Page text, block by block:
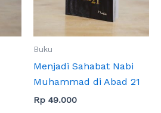
Buku
Menjadi Sahabat Nabi
Muhammad di Abad 21
Rp 49.000